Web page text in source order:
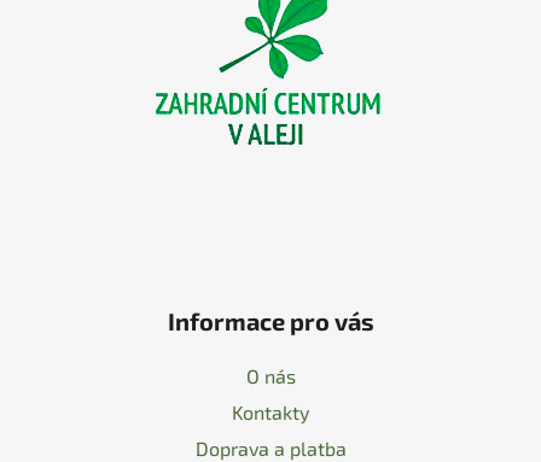
Informace pro vás
O nás
Kontakty
Doprava a platba